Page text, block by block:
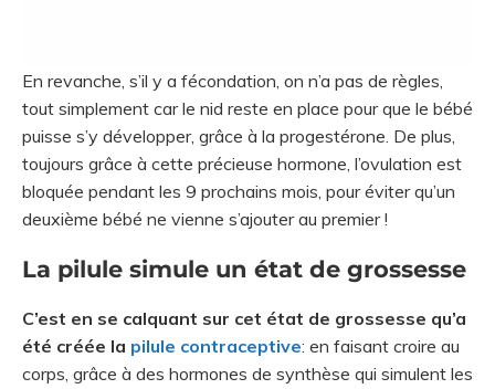
En revanche, s’il y a fécondation, on n’a pas de règles,
tout simplement car le nid reste en place pour que le bébé
puisse s’y développer, grâce à la progestérone. De plus,
toujours grâce à cette précieuse hormone, l’ovulation est
bloquée pendant les 9 prochains mois, pour éviter qu’un
deuxième bébé ne vienne s’ajouter au premier !
La pilule simule un état de grossesse
C’est en se calquant sur cet état de grossesse qu’a
été créée la pilule contraceptive: en faisant croire au
corps, grâce à des hormones de synthèse qui simulent les